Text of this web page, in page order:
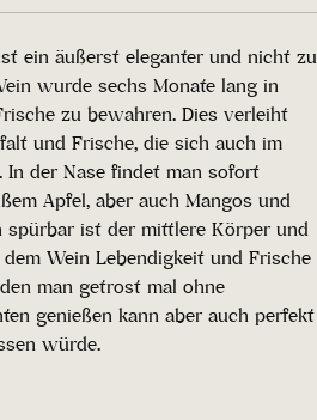
ein äußerst eleganter und nicht zu
wurde sechs Monate lang in
zu bewahren. Dies verleiht
und Frische, die sich auch im
In der Nase findet man sofort
Apfel, aber auch Mangos und
spürbar ist der mittlere Körper und
Wein Lebendigkeit und Frische
man getrost mal ohne
genießen kann aber auch perfekt
würde.